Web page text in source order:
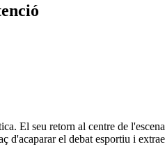
El seu retorn al centre de
d'acaparar el debat esportiu i